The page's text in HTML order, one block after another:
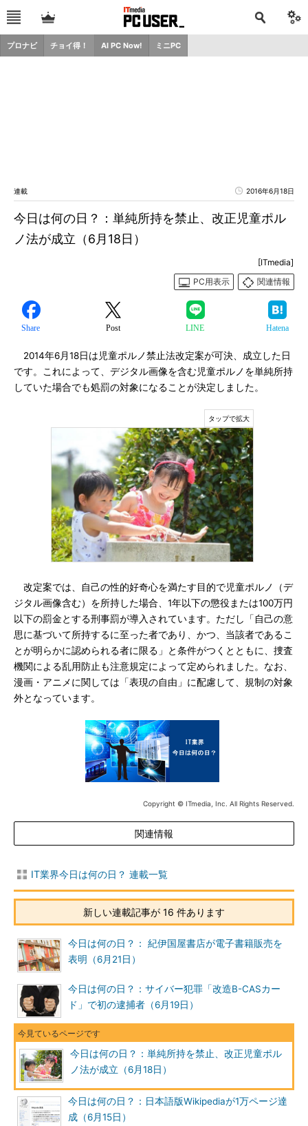
プロナビ チョイ得！ AI PC Now! ミニPC
連載 2016年6月18日
今日は何の日？：単純所持を禁止、改正児童ポル
ノ法が成立（6月18日）
[ITmedia]
PC用表示
関連情報
Share Post LINE Hatena
2014年6月18日は児童ポルノ禁止法改定案が可決、成立した日
です。これによって、デジタル画像を含む児童ポルノを単純所持
していた場合でも処罰の対象になることが決定しました。
改定案では、自己の性的好奇心を満たす目的で児童ポルノ（デ
ジタル画像含む）を所持した場合、1年以下の懲役または100万円
以下の罰金とする刑事罰が導入されています。ただし「自己の意
思に基づいて所持するに至った者であり、かつ、当該者であるこ
とが明らかに認められる者に限る」と条件がつくとともに、捜査
機関による乱用防止も注意規定によって定められました。なお、
漫画・アニメに関しては「表現の自由」に配慮して、規制の対象
外となっています。
Copyright © ITmedia, Inc. All Rights Reserved.
関連情報
IT業界今日は何の日？ 連載一覧
新しい連載記事が 16 件あります
今日は何の日？： 紀伊国屋書店が電子書籍販売を
表明（6月21日）
今日は何の日？：サイバー犯罪「改造B-CASカー
ド」で初の逮捕者（6月19日）
今日は何の日？：単純所持を禁止、改正児童ポル
ノ法が成立（6月18日）
今日は何の日？：日本語版Wikipediaが1万ページ達
成（6月15日）